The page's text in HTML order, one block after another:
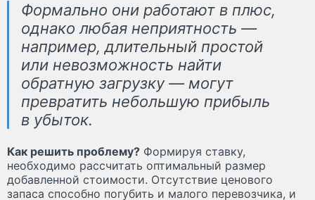
Формально они работают в плюс,
однако любая неприятность —
например, длительный простой
или невозможность найти
обратную загрузку — могут
превратить небольшую прибыль
в убыток.
Как решить проблему? Формируя ставку,
необходимо рассчитать оптимальный размер
добавленной стоимости. Отсутствие ценового
запаса способно погубить и малого перевозчика, и